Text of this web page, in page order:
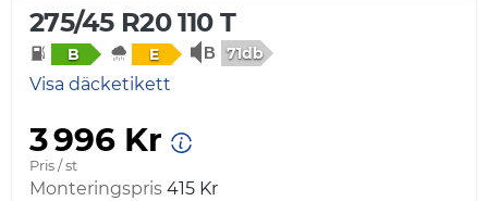
275/45 R20 110 T
B E 71db
Visa däcketikett
3 996 Kr
Pris / st
Monteringspris 415 Kr